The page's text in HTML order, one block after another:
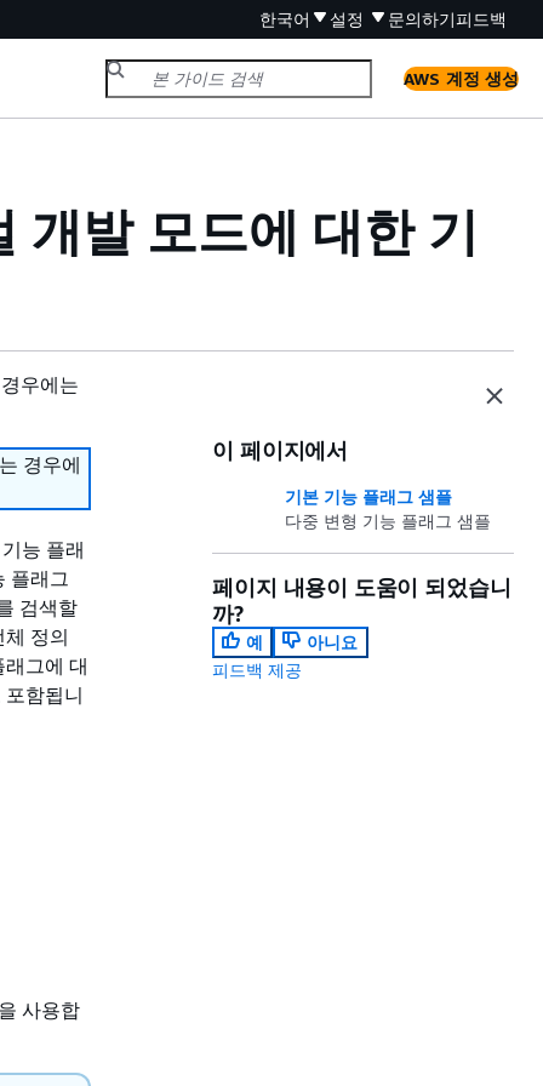
한국어 설정 문의하기피드백
AWS 계정 생성
개발 모드에 대한 기
우에는
경우에
능 플래
플래그
검색할
정의
그에 대
함됩니
사용합
이 페이지에서
기본 기능 플래그 샘플
다중 변형 기능 플래그 샘플
페이지 내용이 도움이 되었습니
까?
예
아니요
피드백 제공